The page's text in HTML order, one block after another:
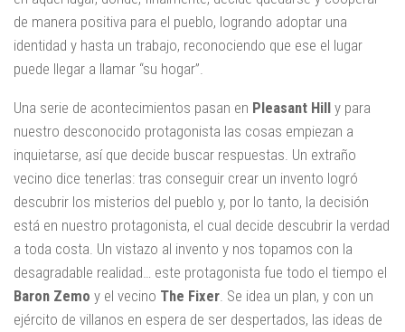
de manera positiva para el pueblo, logrando adoptar una
identidad y hasta un trabajo, reconociendo que ese el lugar
puede llegar a llamar “su hogar”.
Una serie de acontecimientos pasan en Pleasant Hill y para
nuestro desconocido protagonista las cosas empiezan a
inquietarse, así que decide buscar respuestas. Un extraño
vecino dice tenerlas: tras conseguir crear un invento logró
descubrir los misterios del pueblo y, por lo tanto, la decisión
está en nuestro protagonista, el cual decide descubrir la verdad
a toda costa. Un vistazo al invento y nos topamos con la
desagradable realidad… este protagonista fue todo el tiempo el
Baron Zemo y el vecino The Fixer . Se idea un plan, y con un
ejército de villanos en espera de ser despertados, las ideas de